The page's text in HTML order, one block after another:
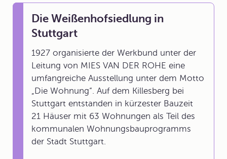
Die Weißenhofsiedlung in
Stuttgart
1927 organisierte der Werkbund unter der
Leitung von MIES VAN DER ROHE eine
umfangreiche Ausstellung unter dem Motto
„Die Wohnung“. Auf dem Killesberg bei
Stuttgart entstanden in kürzester Bauzeit
21 Häuser mit 63 Wohnungen als Teil des
kommunalen Wohnungsbauprogramms
der Stadt Stuttgart.